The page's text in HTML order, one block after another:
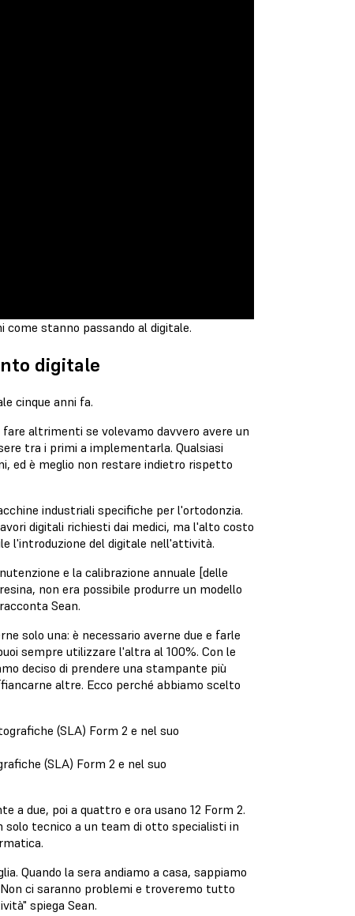
stanno passando al digitale.
digitale
cinque anni fa.
altrimenti se volevamo davvero avere un
tra i primi a implementarla. Qualsiasi
ed è meglio non restare indietro rispetto
industriali specifiche per l'ortodonzia.
digitali richiesti dai medici, ma l'alto costo
l'introduzione del digitale nell'attività.
e la calibrazione annuale [delle
non era possibile produrre un modello
Sean.
solo una: è necessario averne due e farle
sempre utilizzare l'altra al 100%. Con le
deciso di prendere una stampante più
altre. Ecco perché abbiamo scelto
(SLA) Form 2 e nel suo
a due, poi a quattro e ora usano 12 Form 2.
tecnico a un team di otto specialisti in
Quando la sera andiamo a casa, sappiamo
ci saranno problemi e troveremo tutto
spiega Sean.